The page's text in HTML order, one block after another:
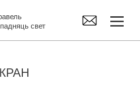
свет